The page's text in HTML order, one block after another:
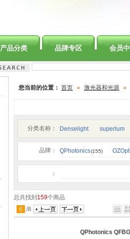
产品分类 品牌专区 会员
您当前的位置： 首页 » 激光器和光源 »
分类名称： Denselight superlum
品牌： QPhotonics(155)
：
总共找到 159个商品
6
/8
QPhotonics